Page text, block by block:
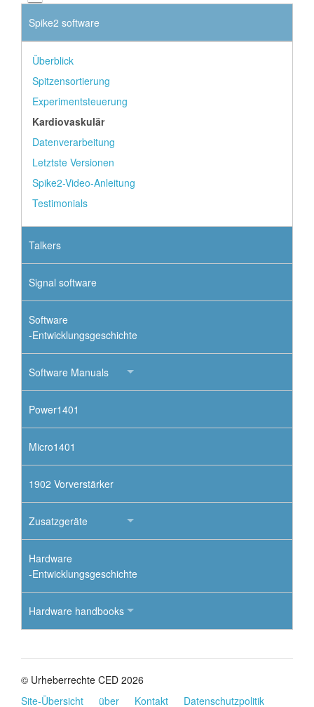
Spike2 software
Überblick
Spitzensortierung
Experimentsteuerung
Kardiovaskulär
Datenverarbeitung
Letztste Versionen
Spike2-Video-Anleitung
Testimonials
Talkers
Signal software
Software
-Entwicklungsgeschichte
Software Manuals
Power1401
Micro1401
1902 Vorverstärker
Zusatzgeräte
Hardware
-Entwicklungsgeschichte
Hardware handbooks
© Urheberrechte CED 2026
Site-Übersicht
über Kontakt Datenschutzpolitik